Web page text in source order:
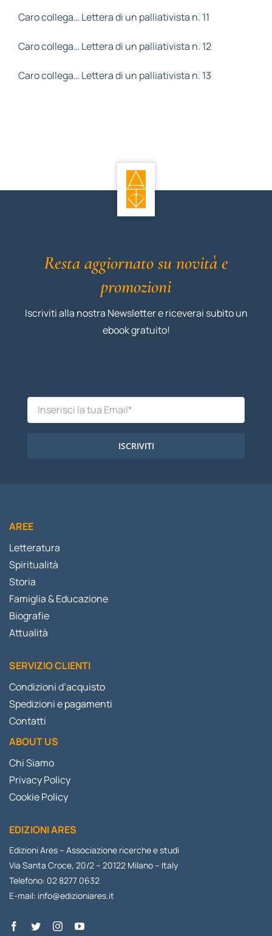
Caro collega… Lettera di un palliativista n. 11
Caro collega… Lettera di un palliativista n. 12
Caro collega… Lettera di un palliativista n. 13
Resta aggiornato su novità e
promozioni
Iscriviti alla nostra Newsletter e riceverai subito un
ebook gratuito!
ISCRIVITI
AREE
Letteratura
Spiritualità
Storia
Famiglia & Educazione
Biografie
Attualità
SERVIZIO CLIENTI
Condizioni d’acquisto
Spedizioni e pagamenti
Contatti
ABOUT US
Chi Siamo
Privacy Policy
Cookie Policy
EDIZIONI ARES
Edizioni Ares – Associazione ricerche e studi
Via Santa Croce, 20/2 – 20122 Milano – Italy
Telefono: 02 8277 0632
E-mail: info@edizioniares.it